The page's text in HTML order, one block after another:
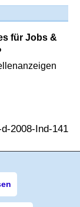
für Jobs &
d-2008-Ind-141